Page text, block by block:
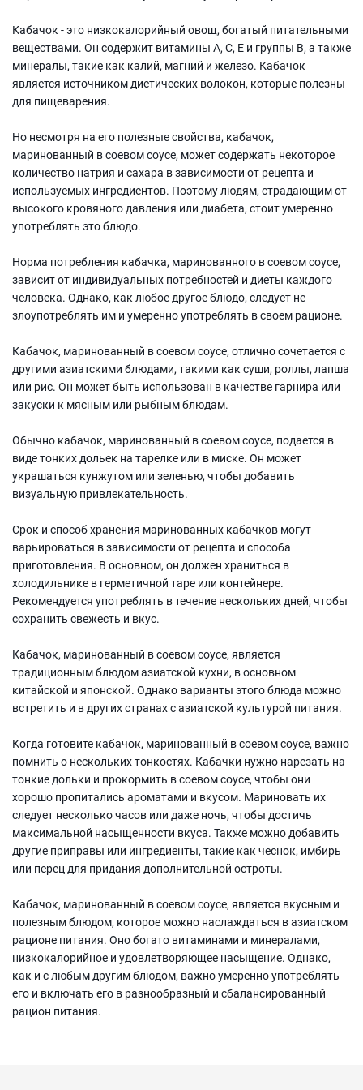
Кабачок - это низкокалорийный овощ, богатый питательными
веществами. Он содержит витамины А, С, Е и группы В, а также
минералы, такие как калий, магний и железо. Кабачок
является источником диетических волокон, которые полезны
для пищеварения.
Но несмотря на его полезные свойства, кабачок,
маринованный в соевом соусе, может содержать некоторое
количество натрия и сахара в зависимости от рецепта и
используемых ингредиентов. Поэтому людям, страдающим от
высокого кровяного давления или диабета, стоит умеренно
употреблять это блюдо.
Норма потребления кабачка, маринованного в соевом соусе,
зависит от индивидуальных потребностей и диеты каждого
человека. Однако, как любое другое блюдо, следует не
злоупотреблять им и умеренно употреблять в своем рационе.
Кабачок, маринованный в соевом соусе, отлично сочетается с
другими азиатскими блюдами, такими как суши, роллы, лапша
или рис. Он может быть использован в качестве гарнира или
закуски к мясным или рыбным блюдам.
Обычно кабачок, маринованный в соевом соусе, подается в
виде тонких дольек на тарелке или в миске. Он может
украшаться кунжутом или зеленью, чтобы добавить
визуальную привлекательность.
Срок и способ хранения маринованных кабачков могут
варьироваться в зависимости от рецепта и способа
приготовления. В основном, он должен храниться в
холодильнике в герметичной таре или контейнере.
Рекомендуется употреблять в течение нескольких дней, чтобы
сохранить свежесть и вкус.
Кабачок, маринованный в соевом соусе, является
традиционным блюдом азиатской кухни, в основном
китайской и японской. Однако варианты этого блюда можно
встретить и в других странах с азиатской культурой питания.
Когда готовите кабачок, маринованный в соевом соусе, важно
помнить о нескольких тонкостях. Кабачки нужно нарезать на
тонкие дольки и прокормить в соевом соусе, чтобы они
хорошо пропитались ароматами и вкусом. Мариновать их
следует несколько часов или даже ночь, чтобы достичь
максимальной насыщенности вкуса. Также можно добавить
другие приправы или ингредиенты, такие как чеснок, имбирь
или перец для придания дополнительной остроты.
Кабачок, маринованный в соевом соусе, является вкусным и
полезным блюдом, которое можно наслаждаться в азиатском
рационе питания. Оно богато витаминами и минералами,
низкокалорийное и удовлетворяющее насыщение. Однако,
как и с любым другим блюдом, важно умеренно употреблять
его и включать его в разнообразный и сбалансированный
рацион питания.